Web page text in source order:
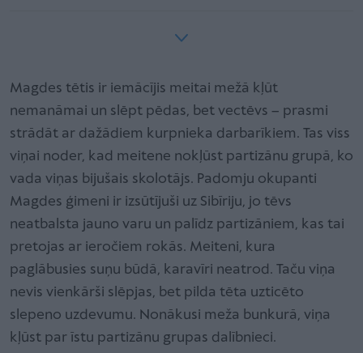
Magdes tētis ir iemācījis meitai mežā kļūt
nemanāmai un slēpt pēdas, bet vectēvs – prasmi
strādāt ar dažādiem kurpnieka darbarīkiem. Tas viss
viņai noder, kad meitene nokļūst partizānu grupā, ko
vada viņas bijušais skolotājs. Padomju okupanti
Magdes ģimeni ir izsūtījuši uz Sibīriju, jo tēvs
neatbalsta jauno varu un palīdz partizāniem, kas tai
pretojas ar ieročiem rokās. Meiteni, kura
paglābusies suņu būdā, karavīri neatrod. Taču viņa
nevis vienkārši slēpjas, bet pilda tēta uzticēto
slepeno uzdevumu. Nonākusi meža bunkurā, viņa
kļūst par īstu partizānu grupas dalībnieci.